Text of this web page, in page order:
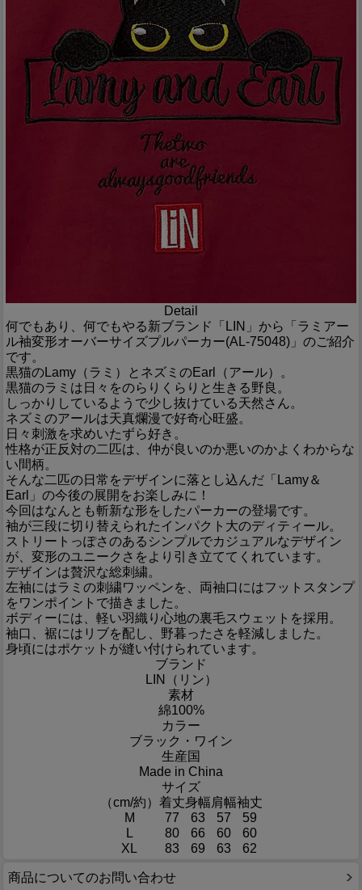
Detail
何でもあり、何でもやる新ブランド「LIN」から「ラミアー
ル袖変形オーバーサイズプルパーカー(AL-75048)」のご紹介
です。
黒猫のLamy（ラミ）とネズミのEarl（アール）。
黒猫のラミは日々をのらりくらりと生きる野良。
しっかりしているようで少し抜けている天然さん。
ネズミのアールは天真爛漫で好奇心旺盛。
日々刺激を求めいたずら好き。
性格が正反対の二匹は、仲が良いのか悪いのかよくわからな
い間柄。
そんな二匹の日常をデザインに落とし込んだ「Lamy＆
Earl」の今後の展開をお楽しみに！
今回はなんとも斬新な形をしたパーカーの登場です。
袖が三段に切り替えられたインパクト大のディティール。
ストリートっぽさのあるシンプルでカジュアルなデザイン
が、変形のユニークさをより引き立ててくれています。
デザインは贅沢な総刺繍。
左袖にはラミの刺繍ワッペンを、両袖口にはフットスタンプ
をワンポイントで描きました。
ボディーには、軽い羽織り心地の裏毛スウェットを採用。
袖口、裾にはリブを配し、野暮ったさを軽減しました。
身頃にはポケットが縫い付けられています。
ブランド
LIN（リン）
素材
綿100%
カラー
ブラック・ワイン
生産国
Made in China
サイズ
（cm/約） 着丈身幅肩幅袖丈
M
77 63 57
59
L
80 66 60
60
XL
83 69 63 62
商品についてのお問い合わせ